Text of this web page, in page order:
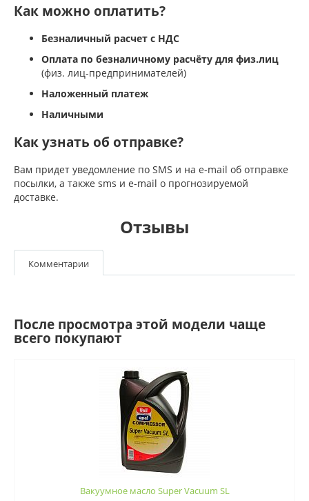
Как можно оплатить?
Безналичный расчет с НДС
Оплата по безналичному расчёту для физ.лиц
(физ. лиц-предпринимателей)
Наложенный платеж
Наличными
Как узнать об отправке?
Вам придет уведомление по SMS и на e-mail об отправке
посылки, а также sms и e-mail о прогнозируемой
доставке.
Отзывы
Комментарии
После просмотра этой модели чаще
всего покупают
Вакуумное масло Super Vacuum SL